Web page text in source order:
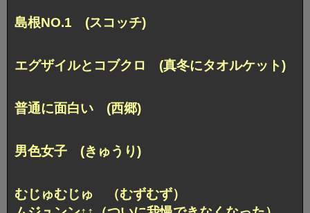
島根NO.1 (スコッチ)
エグザイルとコブクロ (真冬にタオルケット)
普通に面白い (西郷)
男色女子 (きゅうり)
むじゅむじゅ （むずむず）